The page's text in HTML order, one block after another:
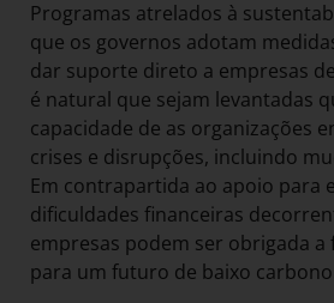
Programas atrelados à
que os governos adotam
dar suporte direto a empresas
é natural que sejam levantadas
capacidade de as organizações
crises e disrupções, incluindo
Em contrapartida ao apoio para
dificuldades financeiras
empresas podem ser obrigada a
para um futuro de baixo